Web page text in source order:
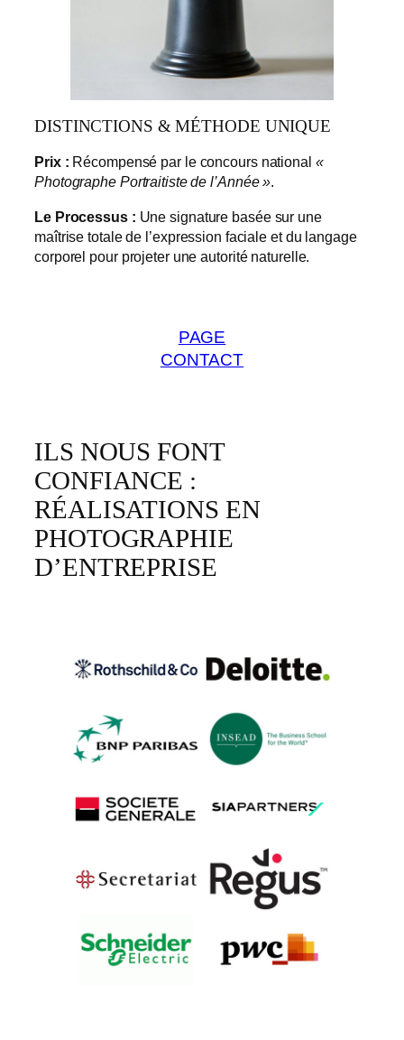
DISTINCTIONS & MÉTHODE UNIQUE
Prix : Récompensé par le concours national «
Photographe Portraitiste de l’Année ».
Le Processus : Une signature basée sur une
maîtrise totale de l’expression faciale et du langage
corporel pour projeter une autorité naturelle.
PAGE
CONTACT
ILS NOUS FONT
CONFIANCE :
RÉALISATIONS EN
PHOTOGRAPHIE
D’ENTREPRISE